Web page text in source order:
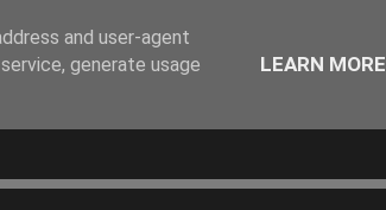
and user-agent
generate usage
LEARN MORE